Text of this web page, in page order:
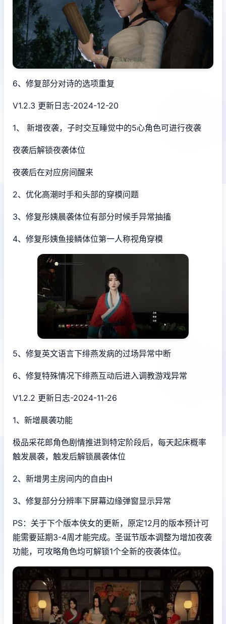
6、修复部分对诗的选项重复
V1.2.3 更新日志-2024-12-20
1、 新增夜袭，子时交互睡觉中的5心角色可进行夜袭
夜袭后解锁夜袭体位
夜袭后在对应房间醒来
2、优化高潮时手和头部的穿模问题
3、修复彤姨晨袭体位有部分时候手异常抽搐
4、修复彤姨鱼接鳞体位第一人称视角穿模
5、修复英文语言下绯燕发病的过场异常中断
6、修复特殊情况下绯燕互动后进入调教游戏异常
V1.2.2 更新日志-2024-11-26
1、新增晨袭功能
极品采花郎角色剧情推进到特定阶段后，每天起床概率
触发晨袭，触发后解锁晨袭体位
2、新增男主房间内的自由H
3、修复部分分辨率下屏幕边缘弹窗显示异常
PS：关于下个版本侠女的更新，原定12月的版本预计可
能需要延期3-4周才能完成。圣诞节版本调整为增加夜袭
功能，可攻略角色均可解锁1个全新的夜袭体位。